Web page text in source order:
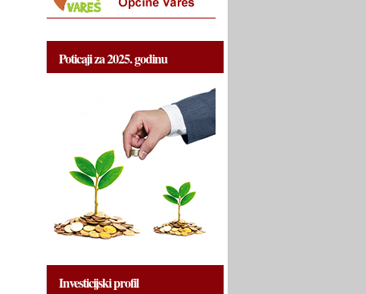
Poticaji za 2025. godinu
Investicijski profil